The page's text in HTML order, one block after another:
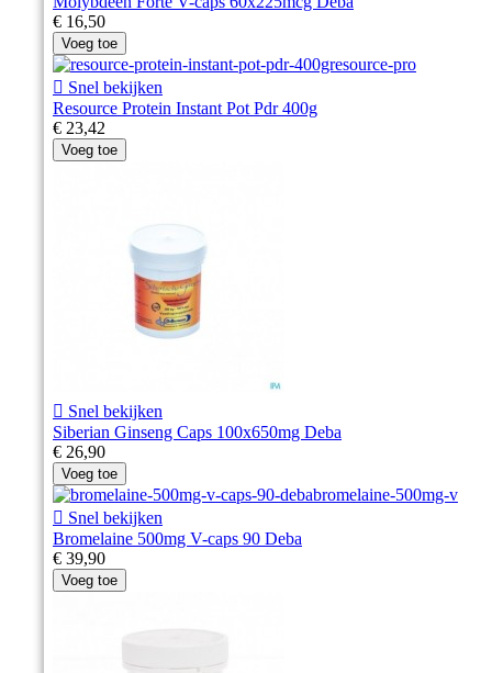
€ 16,50
Voeg toe
 Snel bekijken
Resource Protein Instant Pot Pdr 400g
€ 23,42
Voeg toe
 Snel bekijken
Siberian Ginseng Caps 100x650mg Deba
€ 26,90
Voeg toe
 Snel bekijken
Bromelaine 500mg V-caps 90 Deba
€ 39,90
Voeg toe